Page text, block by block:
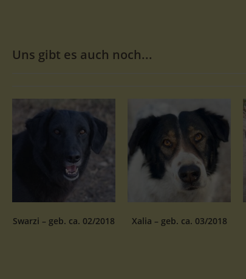
Uns gibt es auch noch...
Swarzi – geb. ca. 02/2018 Xalia – geb. ca. 03/2018